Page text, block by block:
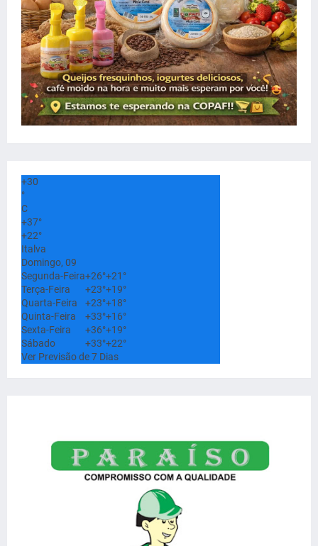
+30
°
C
+37°
+22°
Italva
Domingo, 09
Segunda-Feira+26°+21°
Terça-Feira
+23°+19°
Quarta-Feira
+23°+18°
Quinta-Feira
+33°+16°
Sexta-Feira
+36°+19°
Sábado
+33°+22°
Ver Previsão de 7 Dias